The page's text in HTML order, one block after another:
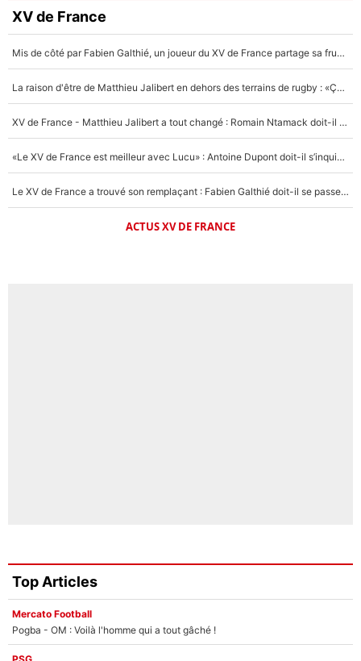
XV de France
Mis de côté par Fabien Galthié, un joueur du XV de France partage sa frustration : «ils ne me l’ont pas dit tout de suite»
La raison d'être de Matthieu Jalibert en dehors des terrains de rugby : «Ça m'atteint autant que si tu touches à un membre de ma famille»
XV de France - Matthieu Jalibert a tout changé : Romain Ntamack doit-il s’inquiéter pour sa place à un an de la Coupe du monde ?
«Le XV de France est meilleur avec Lucu» : Antoine Dupont doit-il s’inquiéter pour sa place ?
Le XV de France a trouvé son remplaçant : Fabien Galthié doit-il se passer d'Antoine Dupont ?
ACTUS XV DE FRANCE
Top Articles
Mercato Football
Pogba - OM : Voilà l'homme qui a tout gâché !